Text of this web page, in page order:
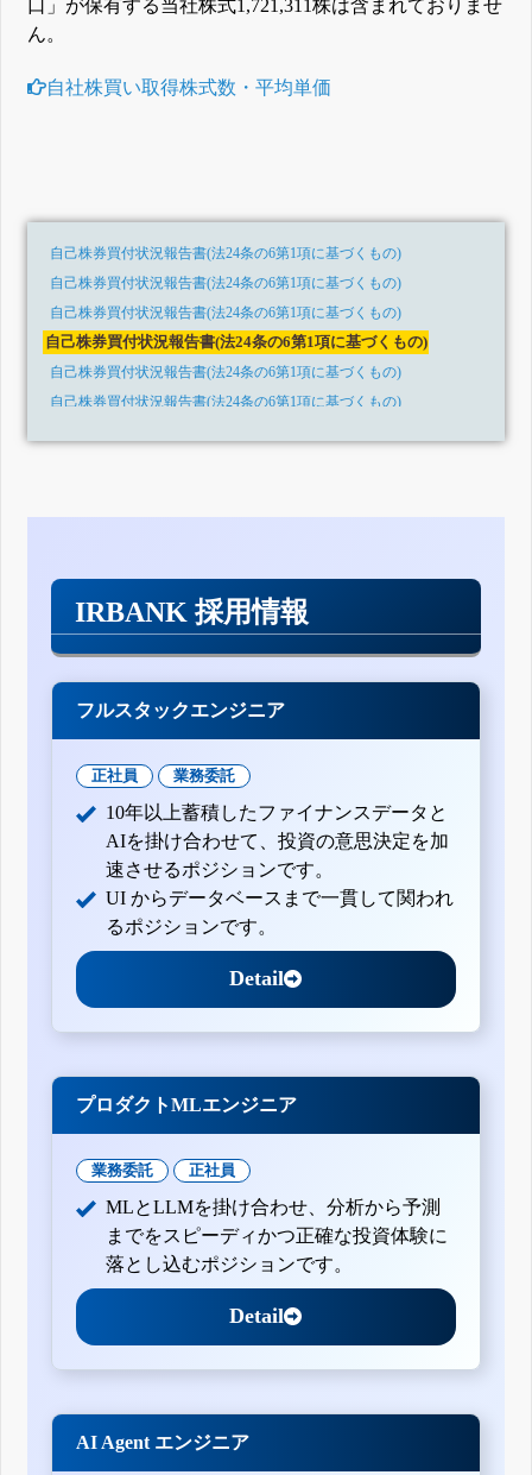
口」が保有する当社株式1,721,311株は含まれておりませ
ん。
自社株買い取得株式数・平均単価
自己株券買付状況報告書(法24条の6第1項に基づくもの)
自己株券買付状況報告書(法24条の6第1項に基づくもの)
自己株券買付状況報告書(法24条の6第1項に基づくもの)
自己株券買付状況報告書(法24条の6第1項に基づくもの)
自己株券買付状況報告書(法24条の6第1項に基づくもの)
自己株券買付状況報告書(法24条の6第1項に基づくもの)
自己株券買付状況報告書(法24条の6第1項に基づくもの)
自己株券買付状況報告書(法24条の6第1項に基づくもの)
自己株券買付状況報告書(法24条の6第1項に基づくもの)
自己株券買付状況報告書(法24条の6第1項に基づくもの)
自己株券買付状況報告書(法24条の6第1項に基づくもの)
自己株券買付状況報告書(法24条の6第1項に基づくもの)
自己株券買付状況報告書(法24条の6第1項に基づくもの)
自己株券買付状況報告書(法24条の6第1項に基づくもの)
自己株券買付状況報告書(法24条の6第1項に基づくもの)
自己株券買付状況報告書(法24条の6第1項に基づくもの)
自己株券買付状況報告書(法24条の6第1項に基づくもの)
自己株券買付状況報告書(法24条の6第1項に基づくもの)
自己株券買付状況報告書(法24条の6第1項に基づくもの)
公開買付報告書
訂正公開買付届出書
公開買付届出書
公開買付届出書
自己株券買付状況報告書(法24条の6第1項に基づくもの)
自己株券買付状況報告書(法24条の6第1項に基づくもの)
自己株券買付状況報告書(法24条の6第1項に基づくもの)
自己株券買付状況報告書(法24条の6第1項に基づくもの)
自己株券買付状況報告書(法24条の6第1項に基づくもの)
自己株券買付状況報告書(法24条の6第1項に基づくもの)
自己株券買付状況報告書(法24条の6第1項に基づくもの)
IRBANK 採用情報
フルスタックエンジニア
正社員 業務委託
10年以上蓄積したファイナンスデータと
AIを掛け合わせて、投資の意思決定を加
速させるポジションです。
UI からデータベースまで一貫して関われ
るポジションです。
Detail
プロダクトMLエンジニア
業務委託 正社員
MLとLLMを掛け合わせ、分析から予測
までをスピーディかつ正確な投資体験に
落とし込むポジションです。
Detail
AI Agent エンジニア